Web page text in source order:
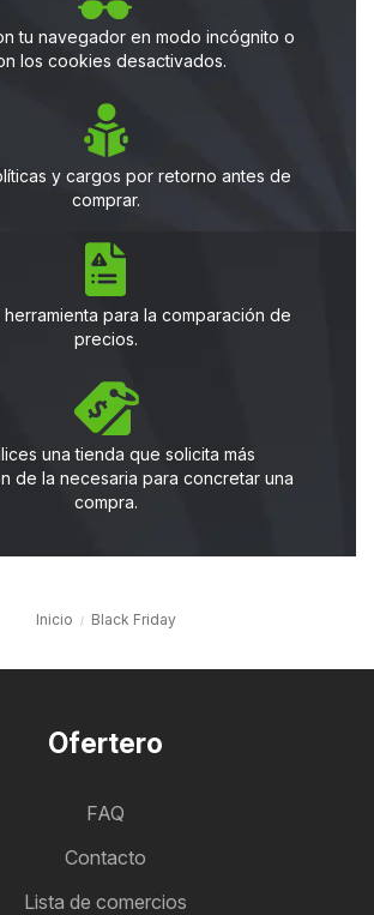
tu navegador en modo incógnito o
los cookies desactivados.
y cargos por retorno antes de
comprar.
herramienta para la comparación de
precios.
una tienda que solicita más
de la necesaria para concretar una
compra.
Inicio Black Friday
Ofertero
FAQ
Contacto
Lista de comercios